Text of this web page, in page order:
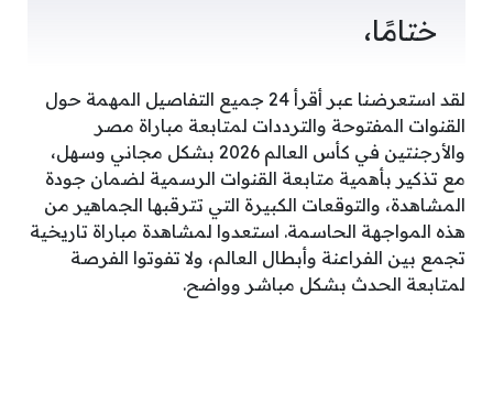
ختامًا،
لقد استعرضنا عبر أقرأ 24 جميع التفاصيل المهمة حول
القنوات المفتوحة والترددات لمتابعة مباراة مصر
والأرجنتين في كأس العالم 2026 بشكل مجاني وسهل،
مع تذكير بأهمية متابعة القنوات الرسمية لضمان جودة
المشاهدة، والتوقعات الكبيرة التي تترقبها الجماهير من
هذه المواجهة الحاسمة. استعدوا لمشاهدة مباراة تاريخية
تجمع بين الفراعنة وأبطال العالم، ولا تفوتوا الفرصة
لمتابعة الحدث بشكل مباشر وواضح.